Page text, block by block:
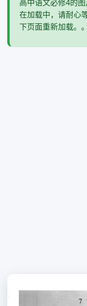
高中语文必修4的
在加载中，请耐心
下页面重新加载。。